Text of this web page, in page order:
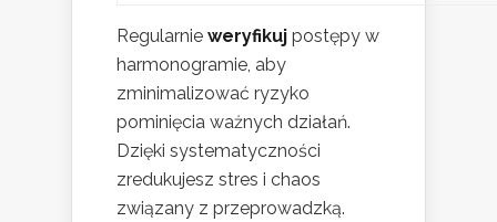
Regularnie weryfikuj postępy w
harmonogramie, aby
zminimalizować ryzyko
pominięcia ważnych działań.
Dzięki systematyczności
zredukujesz stres i chaos
związany z przeprowadzką.